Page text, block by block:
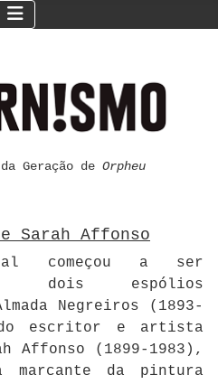
Geração de Orpheu
Sarah Affonso
começou a ser
dois espólios
Negreiros (1893-
escritor e artista
Affonso (1899-1983),
marcante da pintura